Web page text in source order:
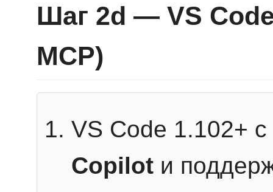
Шаг 2d — VS
MCP)
VS Code 1.102+
Copilot и